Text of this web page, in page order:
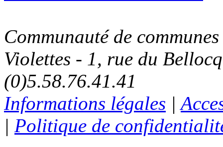
Communauté de
Violettes - 1, rue du
(0)5.58.76.41.41
Informations légales |
| Politique de